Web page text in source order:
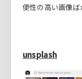
便性の高い画像ば
unsplash